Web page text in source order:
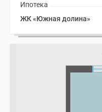
Ипотека
ЖК «Южная долина»